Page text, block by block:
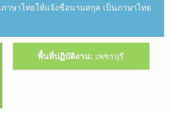
าษาไทยให้แจ้งชื่อนามสกุล เป็นภาษาไทย
พื้นที่ปฏิบัติงาน: เพชรบุรี